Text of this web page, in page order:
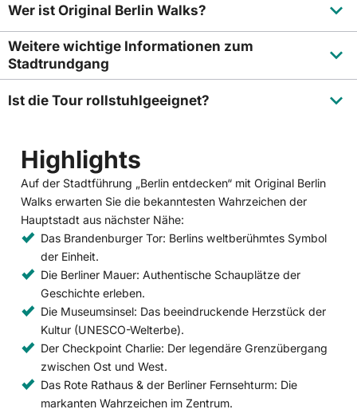
Wer ist Original Berlin Walks?
Weitere wichtige Informationen zum
Stadtrundgang
Ist die Tour rollstuhlgeeignet?
Highlights
Auf der Stadtführung „Berlin entdecken“ mit Original Berlin
Walks erwarten Sie die bekanntesten Wahrzeichen der
Hauptstadt aus nächster Nähe:
Das Brandenburger Tor: Berlins weltberühmtes Symbol
der Einheit.
Die Berliner Mauer: Authentische Schauplätze der
Geschichte erleben.
Die Museumsinsel: Das beeindruckende Herzstück der
Kultur (UNESCO-Welterbe).
Der Checkpoint Charlie: Der legendäre Grenzübergang
zwischen Ost und West.
Das Rote Rathaus & der Berliner Fernsehturm: Die
markanten Wahrzeichen im Zentrum.